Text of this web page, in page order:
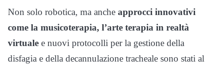
Non solo robotica, ma anche approcci innovativi
come la musicoterapia, l’arte terapia in realtà
virtuale e nuovi protocolli per la gestione della
disfagia e della decannulazione tracheale sono stati al